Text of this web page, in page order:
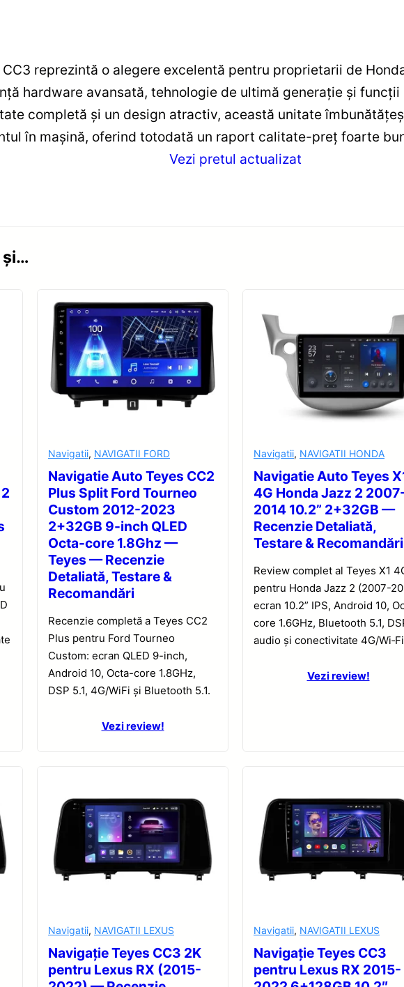
reprezintă o alegere excelentă pentru proprietarii de
hardware avansată, tehnologie de ultimă generație și
completă și un design atractiv, această unitate
în mașină, oferind totodată un raport calitate-preț foarte
Vezi pretul actualizat
și…
Navigatii, NAVIGATII FORD
Navigatie Auto Teyes CC2
Plus Split Ford Tourneo
Custom 2012-2023
2+32GB 9-inch QLED
Octa-core 1.8Ghz —
Teyes — Recenzie
Detaliată, Testare &
Recomandări
Recenzie completă a Teyes CC2
Plus pentru Ford Tourneo
Custom: ecran QLED 9-inch,
Android 10, Octa-core 1.8GHz,
DSP 5.1, 4G/WiFi și Bluetooth 5.1.
Vezi review!
Navigatii, NAVIGATII HONDA
Navigatie Auto Teyes
4G Honda Jazz 2
2014 10.2” 2+32GB —
Recenzie Detaliată,
Testare & Recomandări
Review complet al Teyes X1
pentru Honda Jazz 2 (2007-
ecran 10.2” IPS, Android 10,
core 1.6GHz, Bluetooth 5.1,
audio și conectivitate 4G/
Vezi review!
Navigatii, NAVIGATII LEXUS
Navigație Teyes CC3 2K
pentru Lexus RX (2015-
Navigatii, NAVIGATII LEXUS
Navigație Teyes CC3
pentru Lexus RX 2015-